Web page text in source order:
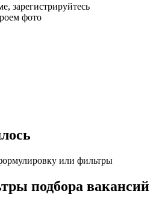
зарегистрируйтесь
фото
или фильтры
подбора вакансий